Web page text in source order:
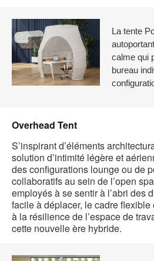
La tente
calme qui
bureau
Overhead Tent
S’inspirant d’éléments
solution d’intimité légère et
des configurations lounge ou de
collaboratifs au sein de l’open
employés à se sentir à l’abri des
facile à déplacer, le cadre
à la résilience de l’espace de
cette nouvelle ère hybride.